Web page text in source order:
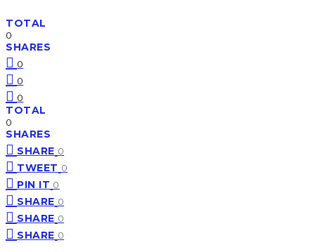
TOTAL
0
SHARES
0
0
0
TOTAL
0
SHARES
SHARE 0
TWEET 0
PIN IT 0
SHARE 0
SHARE 0
SHARE 0